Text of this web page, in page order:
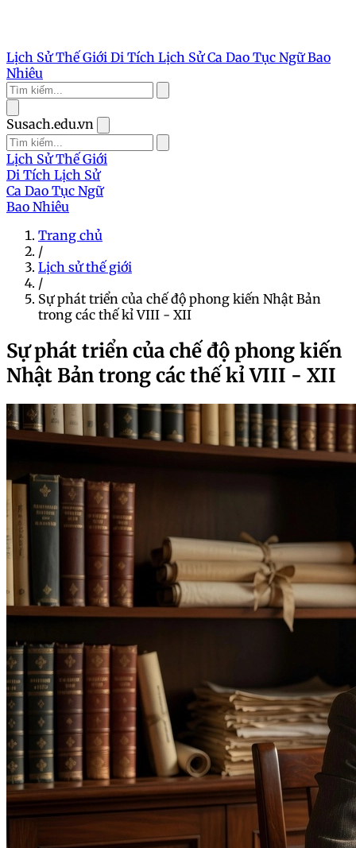
Lịch Sử Thế Giới Di Tích Lịch SửCa Dao Tục NgữBao
Nhiêu
Susach.edu.vn
Lịch Sử Thế Giới
Di Tích Lịch Sử
Ca Dao Tục Ngữ
Bao Nhiêu
Trang chủ
/
Lịch sử thế giới
/
Sự phát triển của chế độ phong kiến Nhật Bản
trong các thế kỉ VIII - XII
Sự phát triển của chế độ phong kiến
Nhật Bản trong các thế kỉ VIII - XII